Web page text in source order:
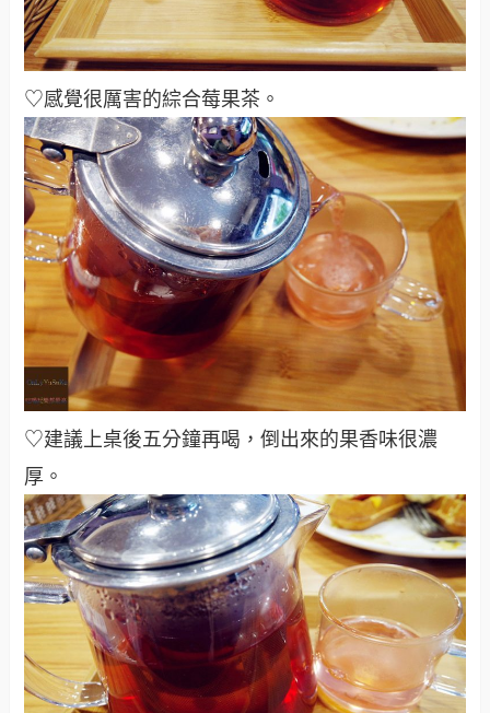
♡感覺很厲害的綜合莓果茶 。
♡建議上桌後五分鐘再喝，倒出來的果香味很濃
厚 。